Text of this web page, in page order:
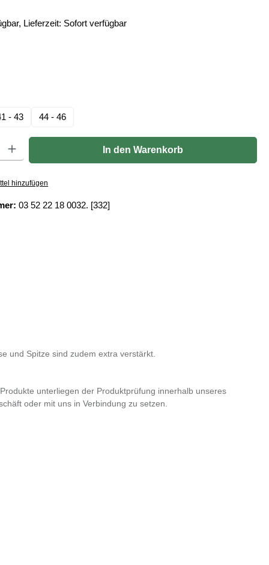
Lieferzeit: Sofort verfügbar
- 43 44 - 46
den gewünschten Wert ein oder benutze die Schaltflächen um die Anzahl zu
In den Warenkorb
hinzufügen
03 52 22 18 0032. [332]
und Spitze sind zudem extra verstärkt.
unterliegen der Produktprüfung innerhalb unseres
oder mit uns in Verbindung zu setzen.